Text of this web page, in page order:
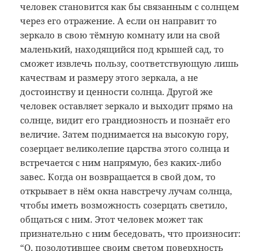
человек становится как бы связанным с солнцем
через его отражение. А если он направит то
зеркало в свою тёмную комнату или на свой
маленький, находящийся под крышей сад, то
сможет извлечь пользу, соответствующую лишь
качествам и размеру этого зеркала, а не
достоинству и ценности солнца. Другой же
человек оставляет зеркало и выходит прямо на
солнце, видит его грандиозность и познаёт его
величие. Затем поднимается на высокую гору,
созерцает великолепие царства этого солнца и
встречается с ним напрямую, без каких-либо
завес. Когда он возвращается в свой дом, то
открывает в нём окна навстречу лучам солнца,
чтобы иметь возможность созерцать светило,
общаться с ним. Этот человек может так
признательно с ним беседовать, что произносит:
“О, позолотившее своим светом поверхность